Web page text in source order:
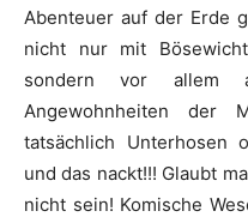
Abenteuer auf der Erde
nicht nur mit
sondern vor allem
Angewohnheiten der
tatsächlich Unterhosen
und das nackt!!! Glaubt
nicht sein! Komische